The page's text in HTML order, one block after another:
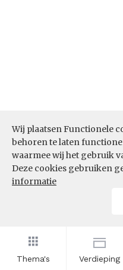
Thema's Verdieping
Wij plaatsen Functionele
behoren te laten
waarmee wij het gebruik
Deze cookies gebruiken
informatie
Bron: